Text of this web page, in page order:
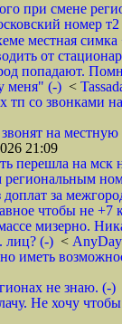
при смене
номер
местная
от
попадают.
меня" (-) <
тп со звонками
на
21:09
перешла на
региональным
за
чтобы не +7
мизерно.
лиц? (-) <
иметь
не знаю. (-)
Не хочу